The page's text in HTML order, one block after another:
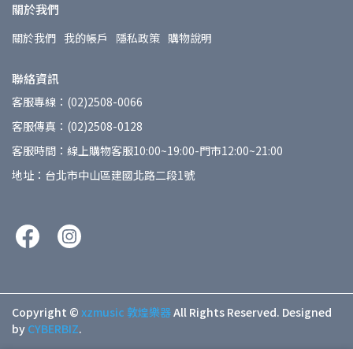
關於我們
關於我們 我的帳戶 隱私政策 購物說明
聯絡資訊
客服專線：(02)2508-0066
客服傳真：(02)2508-0128
客服時間：線上購物客服10:00~19:00-門市12:00~21:00
地址：台北市中山區建國北路二段1號
Copyright © xzmusic 敦煌樂器All Rights Reserved. Designed
by CYBERBIZ.